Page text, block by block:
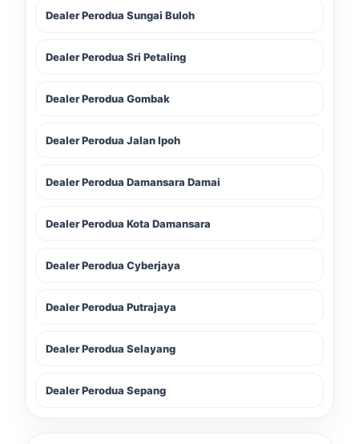
Dealer Perodua Sungai Buloh
Dealer Perodua Sri Petaling
Dealer Perodua Gombak
Dealer Perodua Jalan Ipoh
Dealer Perodua Damansara Damai
Dealer Perodua Kota Damansara
Dealer Perodua Cyberjaya
Dealer Perodua Putrajaya
Dealer Perodua Selayang
Dealer Perodua Sepang